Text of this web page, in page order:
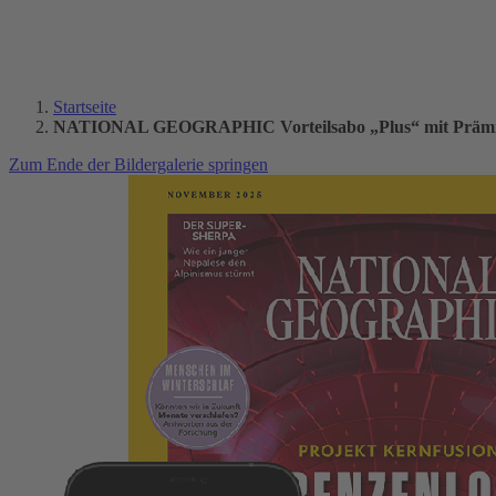
Startseite
NATIONAL GEOGRAPHIC Vorteilsabo „Plus“ mit
Zum Ende der Bildergalerie springen